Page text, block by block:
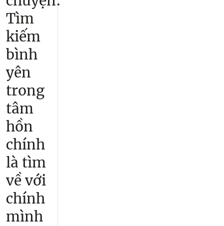
Tìm
kiếm
bình
yên
trong
tâm
hồn
chính
là tìm
về với
chính
mình